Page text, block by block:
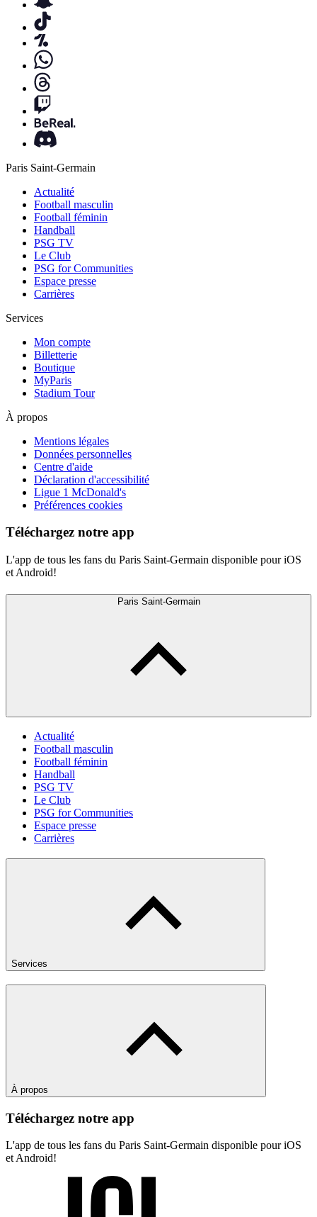
Paris Saint-Germain
Actualité
Football masculin
Football féminin
Handball
PSG TV
Le Club
PSG for Communities
Espace presse
Carrières
Services
Mon compte
Billetterie
Boutique
MyParis
Stadium Tour
À propos
Mentions légales
Données personnelles
Centre d'aide
Déclaration d'accessibilité
Ligue 1 McDonald's
Préférences cookies
Téléchargez notre app
L'app de tous les fans du Paris Saint-Germain disponible pour iOS
et Android!
Paris Saint-Germain
Actualité
Football masculin
Football féminin
Handball
PSG TV
Le Club
PSG for Communities
Espace presse
Carrières
Services
À propos
Téléchargez notre app
L'app de tous les fans du Paris Saint-Germain disponible pour iOS
et Android!